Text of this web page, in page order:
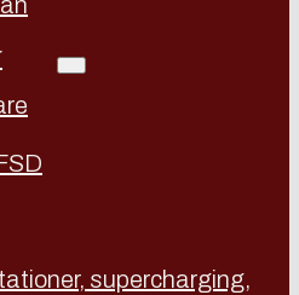
supercharging,